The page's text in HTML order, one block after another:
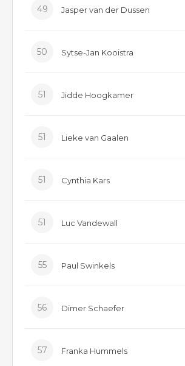
49 Jasper van der Dussen
50 Sytse-Jan Kooistra
51 Jidde Hoogkamer
51 Lieke van Gaalen
51 Cynthia Kars
51 Luc Vandewall
55 Paul Swinkels
56 Dimer Schaefer
57 Franka Hummels